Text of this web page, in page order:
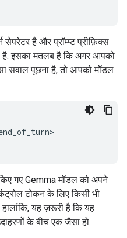
सेपरेटर है और प्रॉम्प्ट प्रीफ़िक्स
है. इसका मतलब है कि अगर आपको
सवाल पूछना है, तो आपको मॉडल
गए Gemma मॉडल को अपने
टोकन के लिए किसी भी
यह ज़रूरी है कि यह
के बीच एक जैसा हो.